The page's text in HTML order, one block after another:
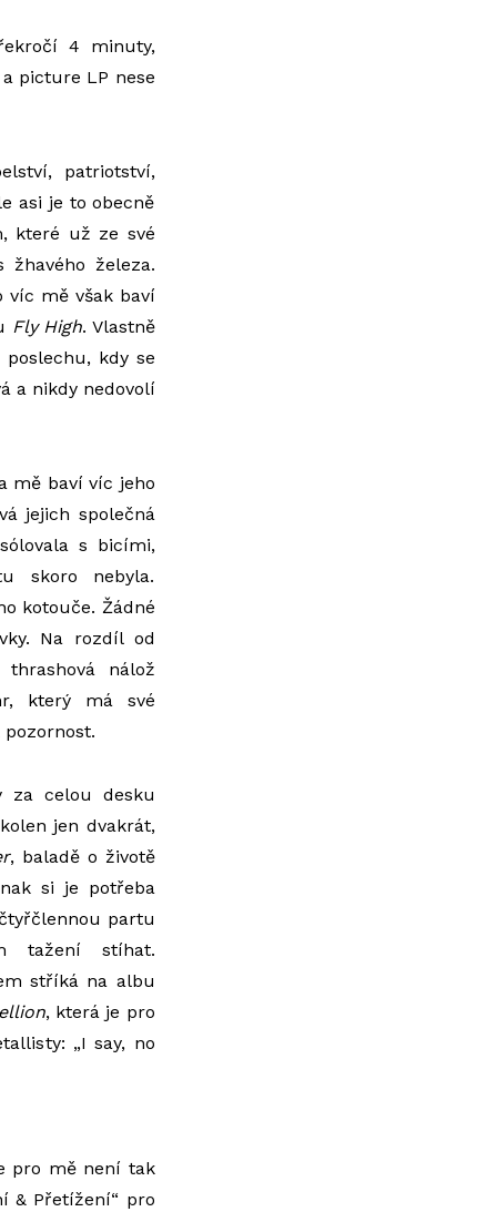
4 minuty,
picture LP nese
patriotství,
asi je to obecně
které už ze své
žhavého železa.
víc mě však baví
Fly High. Vlastně
kdy se
a nikdy nedovolí
mě baví víc jeho
jejich společná
s bicími,
skoro nebyla.
kotouče. Žádné
Na rozdíl od
nálož
který má své
za celou desku
jen dvakrát,
, baladě o životě
si je potřeba
partu
tažení stíhat.
stříká na albu
, která je pro
„I say, no
pro mě není tak
& Přetížení“ pro